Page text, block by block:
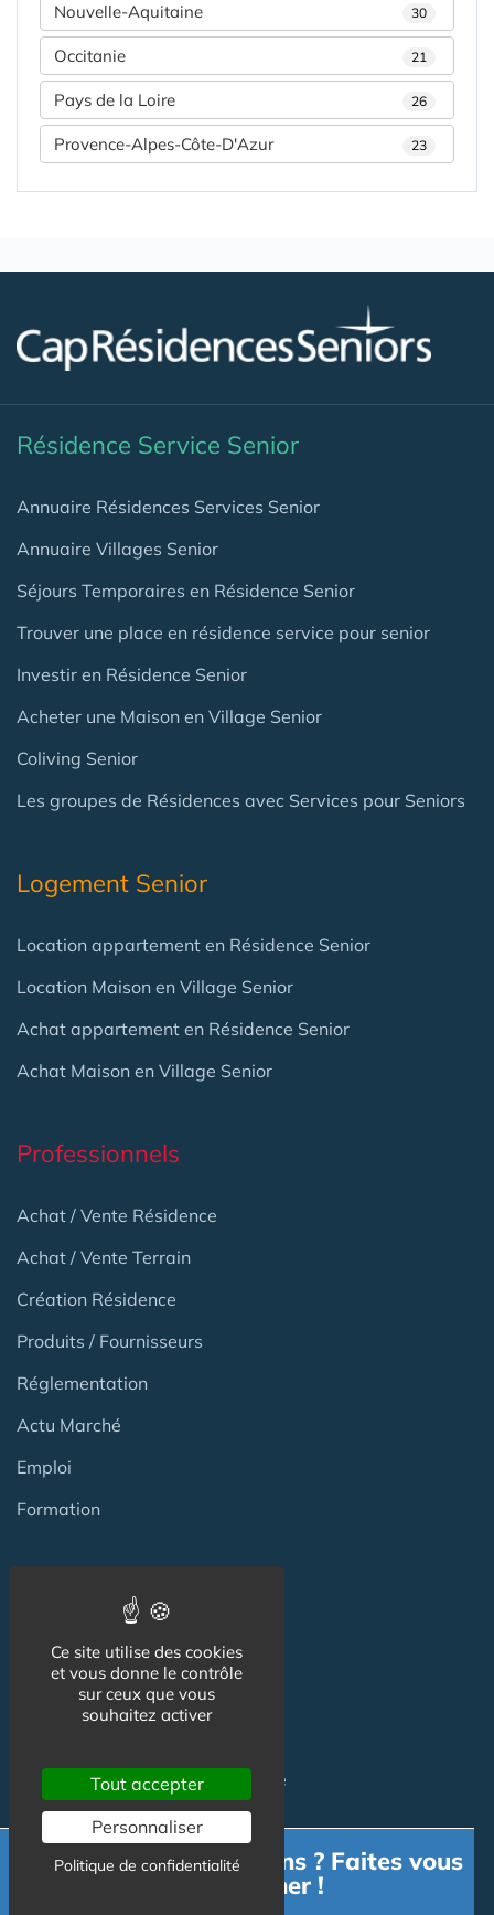
Nouvelle-Aquitaine 30
Occitanie 21
Pays de la Loire 26
Provence-Alpes-Côte-D'Azur 23
Résidence Service Senior
Annuaire Résidences Services Senior
Annuaire Villages Senior
Séjours Temporaires en Résidence Senior
Trouver une place en résidence service pour senior
Investir en Résidence Senior
Acheter une Maison en Village Senior
Coliving Senior
Les groupes de Résidences avec Services pour Seniors
Logement Senior
Location appartement en Résidence Senior
Location Maison en Village Senior
Achat appartement en Résidence Senior
Achat Maison en Village Senior
Professionnels
Achat / Vente Résidence
Achat / Vente Terrain
Création Résidence
Produits / Fournisseurs
Réglementation
Actu Marché
Emploi
Formation
Habitat Groupé Senior
Habitat Partagé
Béguinage
Habitat Intelligent - Smart Home
Habitat coopératif
Habitat intergénérationnel
Besoin d'informations ? Faites vous
accompagner !
Ce site utilise des cookies
et vous donne le contrôle
sur ceux que vous
souhaitez activer
Tout accepter
Personnaliser
Politique de confidentialité